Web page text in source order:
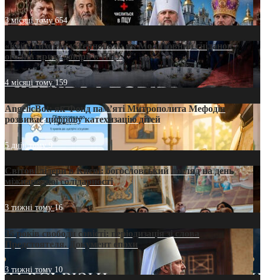
3 місяці тому654
«Кейс Тихона» у Тернополі: як Молитовний сніданок
оголив кризу довіри в ПЦУ
4 місяці тому159
AngelicBot: як Фонд пам’яті Митрополита Мефодія
розвиває цифрову катехизацію дітей
5 днів тому9
Світові лідери в Києві: богословський погляд на день
міжнародної солідарності
3 тижні тому16
35 років свободи совісті: періодизація зі слова
Предстоятеля. Документ епохи
3 тижні тому 10